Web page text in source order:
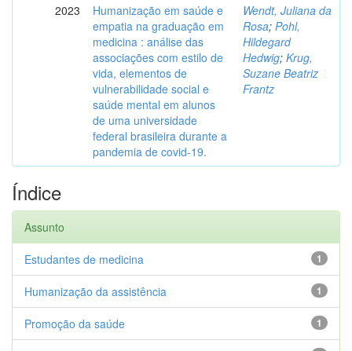
2023
Humanização em saúde e
empatia na graduação em
medicina : análise das
associações com estilo de
vida, elementos de
vulnerabilidade social e
saúde mental em alunos
de uma universidade
federal brasileira durante a
pandemia de covid-19.
Wendt, Juliana da
Rosa; Pohl,
Hildegard
Hedwig; Krug,
Suzane Beatriz
Frantz
Índice
Assunto
1
Estudantes de medicina
1
Humanização da assistência
1
Promoção da saúde